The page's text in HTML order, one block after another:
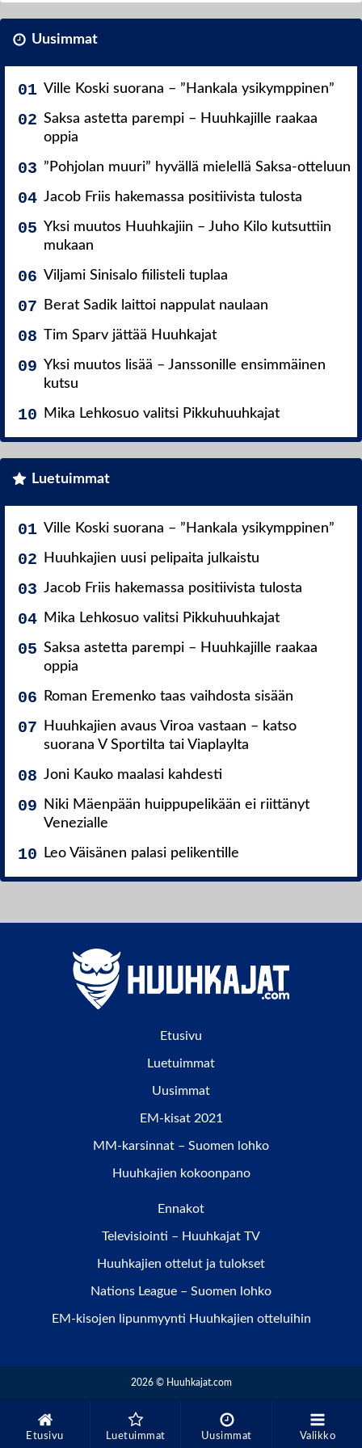
Etusivu Luetuimmat Uusimmat Valikko
Uusimmat
Ville Koski suorana – ”Hankala ysikymppinen”
Saksa astetta parempi – Huuhkajille raakaa
oppia
”Pohjolan muuri” hyvällä mielellä Saksa-otteluun
Jacob Friis hakemassa positiivista tulosta
Yksi muutos Huuhkajiin – Juho Kilo kutsuttiin
mukaan
Viljami Sinisalo fiilisteli tuplaa
Berat Sadik laittoi nappulat naulaan
Tim Sparv jättää Huuhkajat
Yksi muutos lisää – Janssonille ensimmäinen
kutsu
Mika Lehkosuo valitsi Pikkuhuuhkajat
Luetuimmat
Ville Koski suorana – ”Hankala ysikymppinen”
Huuhkajien uusi pelipaita julkaistu
Jacob Friis hakemassa positiivista tulosta
Mika Lehkosuo valitsi Pikkuhuuhkajat
Saksa astetta parempi – Huuhkajille raakaa
oppia
Roman Eremenko taas vaihdosta sisään
Huuhkajien avaus Viroa vastaan – katso
suorana V Sportilta tai Viaplaylta
Joni Kauko maalasi kahdesti
Niki Mäenpään huippupelikään ei riittänyt
Venezialle
Leo Väisänen palasi pelikentille
Etusivu
Luetuimmat
Uusimmat
EM-kisat 2021
MM-karsinnat – Suomen lohko
Huuhkajien kokoonpano
Ennakot
Televisiointi – Huuhkajat TV
Huuhkajien ottelut ja tulokset
Nations League – Suomen lohko
EM-kisojen lipunmyynti Huuhkajien otteluihin
2026 © Huuhkajat.com